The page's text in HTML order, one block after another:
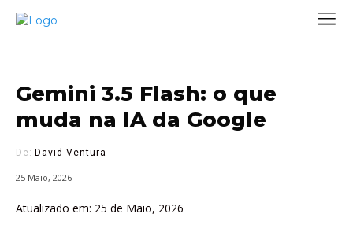
Gemini 3.5 Flash: o que
muda na IA da Google
De: David Ventura
25 Maio, 2026
Atualizado em: 25 de Maio, 2026